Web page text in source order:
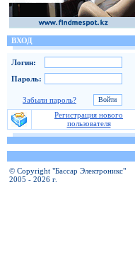
ВХОД
Логин:
Пароль:
Забыли пароль?
Регистрация нового
пользователя
© Copyright "Бассар Электроникс"
2005 - 2026 г.